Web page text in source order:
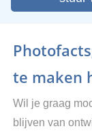
te maken
Wil je graag
blijven van